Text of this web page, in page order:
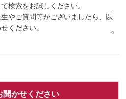
検索をお試しください。
やご質問等がございましたら、以
ください。
聞かせください